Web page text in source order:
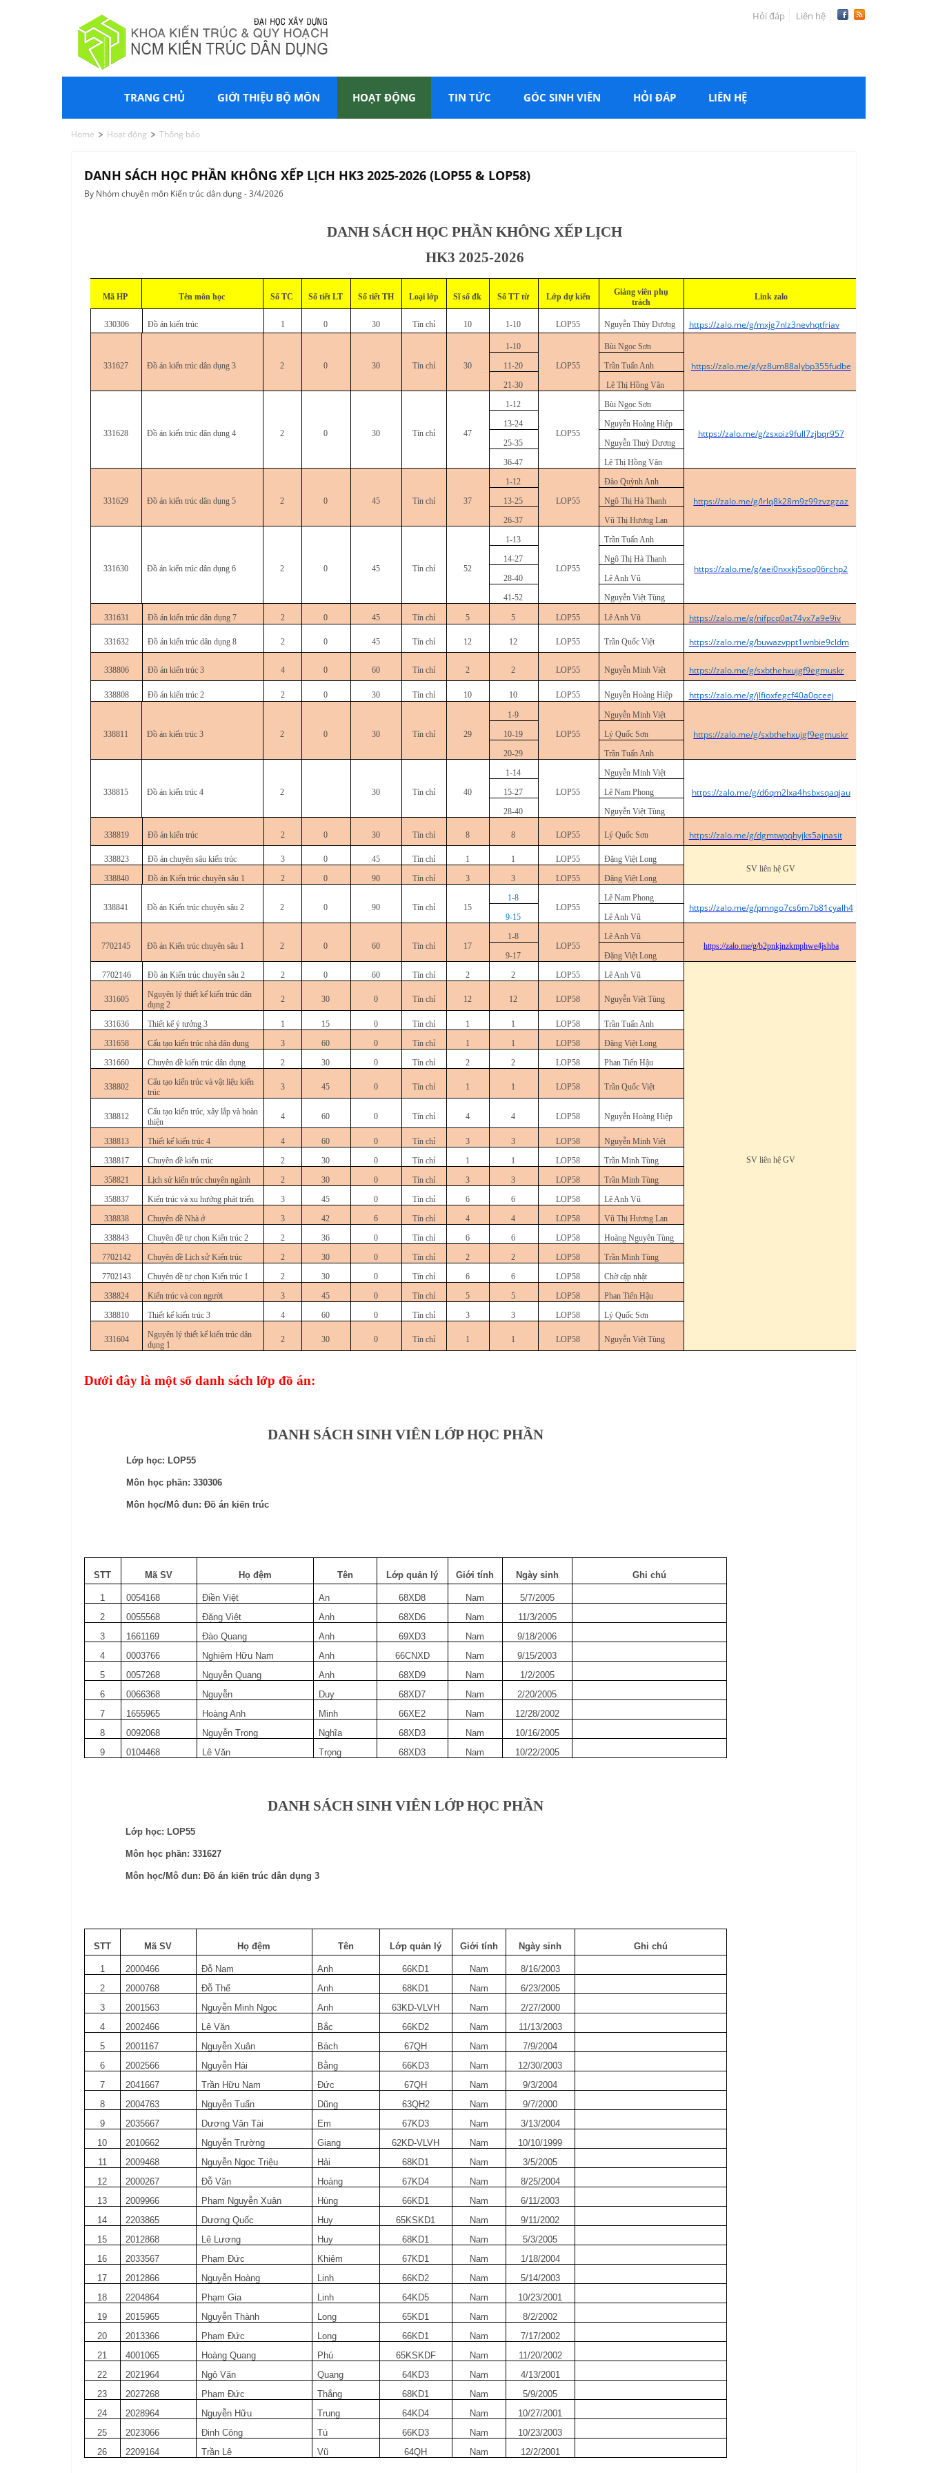
Hỏi đáp Liên hệ
TRANG CHỦ GIỚI THIỆU BỘ MÔN HOẠT ĐỘNG TIN TỨC GÓC SINH VIÊN HỎI ĐÁP LIÊN HỆ
Home Hoạt động Thông báo
DANH SÁCH HỌC PHẦN KHÔNG XẾP LỊCH HK3 2025-2026 (LOP55 & LOP58)
By Nhóm chuyên môn Kiến trúc dân dụng - 3/4/2026
DANH SÁCH HỌC PHẦN KHÔNG XẾP LỊCH
HK3 2025-2026
Mã HP Tên môn học Số TC Số tiết LT Số tiết TH Loại lớp Sĩ số đk Số TT từ Lớp dự kiến
Giảng viên phụ
trách
Link zalo
330306 Đồ án kiến trúc 1 0 30 Tín chỉ 10 1-10 LOP55 Nguyễn Thùy Dương https://zalo.me/g/mxjg7nlz3nevhqtfriav
331627 Đồ án kiến trúc dân dụng 3 2 0 30 Tín chỉ 30
1-10
LOP55
Bùi Ngọc Sơn
https://zalo.me/g/yz8um88alybp355fudbe
11-20
Trần Tuấn Anh
21-30
Lê Thị Hồng Vân
331628 Đồ án kiến trúc dân dụng 4 2 0 30 Tín chỉ 47
1-12
LOP55
Bùi Ngọc Sơn
https://zalo.me/g/zsxoiz9full7zjbqr957
13-24
Nguyễn Hoàng Hiệp
25-35
Nguyễn Thuỳ Dương
36-47
Lê Thị Hồng Vân
331629 Đồ án kiến trúc dân dụng 5 2 0 45 Tín chỉ 37
1-12
LOP55
Đào Quỳnh Anh
https://zalo.me/g/lrlq8k28m9z99zvzgzaz
13-25
Ngô Thị Hà Thanh
26-37
Vũ Thị Hương Lan
331630 Đồ án kiến trúc dân dụng 6 2 0 45 Tín chỉ 52
1-13
LOP55
Trần Tuấn Anh
https://zalo.me/g/aei0nxxkj5soq06rchp2
14-27
Ngô Thị Hà Thanh
28-40
Lê Anh Vũ
41-52
Nguyễn Việt Tùng
331631 Đồ án kiến trúc dân dụng 7 2 0 45 Tín chỉ 5 5 LOP55 Lê Anh Vũ https://zalo.me/g/nifpcq0at74yx7a9e9iv
331632 Đồ án kiến trúc dân dụng 8 2 0 45 Tín chỉ 12 12 LOP55 Trần Quốc Việt https://zalo.me/g/buwazvppt1wnbie9cldm
338806 Đồ án kiến trúc 3 4 0 60 Tín chỉ 2 2 LOP55 Nguyễn Minh Việt https://zalo.me/g/sxbthehxujgf9egmuskr
338808 Đồ án kiến trúc 2 2 0 30 Tín chỉ 10 10 LOP55 Nguyễn Hoàng Hiệp https://zalo.me/g/jlfioxfegcf40a0qceej
338811 Đồ án kiến trúc 3 2 0 30 Tín chỉ 29
1-9
LOP55
Nguyễn Minh Việt
https://zalo.me/g/sxbthehxujgf9egmuskr
10-19
Lý Quốc Sơn
20-29
Trần Tuấn Anh
338815 Đồ án kiến trúc 4 2 30 Tín chỉ 40
1-14
LOP55
Nguyễn Minh Việt
https://zalo.me/g/d6qm2lxa4hsbxsqaqjau
15-27
Lê Nam Phong
28-40
Nguyễn Việt Tùng
338819 Đồ án kiến trúc 2 0 30 Tín chỉ 8 8 LOP55 Lý Quốc Sơn https://zalo.me/g/dgmtwpqhyjks5ajnasit
338823 Đồ án chuyên sâu kiến trúc 3 0 45 Tín chỉ 1 1 LOP55
Đặng Việt Long
SV liên hệ GV
338840
Đồ án Kiến trúc chuyên sâu 1 2 0 90 Tín chỉ 3 3 LOP55 Đặng Việt Long
338841 Đồ án Kiến trúc chuyên sâu 2 2 0 90 Tín chỉ 15
1-8
LOP55
Lê Nam Phong
https://zalo.me/g/pmngo7cs6m7b81cyalh4
9-15 Lê Anh Vũ
7702145 Đồ án Kiến trúc chuyên sâu 1 2 0 60 Tín chỉ 17
1-8
LOP55
Lê Anh Vũ
https://zalo.me/g/b2pnkjnzkmphwe4jshba
9-17
Đặng Việt Long
7702146
Đồ án Kiến trúc chuyên sâu 2 2 0 60 Tín chỉ 2 2 LOP55 Lê Anh Vũ
SV liên hệ GV
331605
Nguyên lý thiết kế kiến trúc dân
dụng 2
2 30 0 Tín chỉ 12 12 LOP58 Nguyễn Việt Tùng
331636 Thiết kế ý tưởng 3 1 15 0 Tín chỉ 1 1 LOP58
Trần Tuấn Anh
331658
Cấu tạo kiến trúc nhà dân dụng 3 60 0 Tín chỉ 1 1 LOP58
Đặng Việt Long
331660
Chuyên đề kiến trúc dân dụng 2 30 0 Tín chỉ 2 2 LOP58 Phan Tiến Hậu
338802
Cấu tạo kiến trúc và vật liệu kiến
trúc
3 45 0 Tín chỉ 1 1 LOP58 Trần Quốc Việt
338812
Cấu tạo kiến trúc, xây lắp và hoàn
thiện
4 60 0 Tín chỉ 4 4 LOP58 Nguyễn Hoàng Hiệp
338813 Thiết kế kiến trúc 4 4 60 0 Tín chỉ 3 3 LOP58
Nguyễn Minh Việt
338817
Chuyên đề kiến trúc 2 30 0 Tín chỉ 1 1 LOP58
Trần Minh Tùng
358821
Lịch sử kiến trúc chuyên ngành 2 30 0 Tín chỉ 3 3 LOP58
Trần Minh Tùng
358837
Kiến trúc và xu hướng phát triển 3 45 0 Tín chỉ 6 6 LOP58
Lê Anh Vũ
338838
Chuyên đề Nhà ở 3 42 6 Tín chỉ 4 4 LOP58
Vũ Thị Hương Lan
338843
Chuyên đề tự chọn Kiến trúc 2 2 36 0 Tín chỉ 6 6 LOP58
Hoàng Nguyên Tùng
7702142
Chuyên đề Lịch sử Kiến trúc 2 30 0 Tín chỉ 2 2 LOP58
Trần Minh Tùng
7702143
Chuyên đề tự chọn Kiến trúc 1 2 30 0 Tín chỉ 6 6 LOP58
Chờ cập nhật
338824
Kiến trúc và con người 3 45 0 Tín chỉ 5 5 LOP58
Phan Tiến Hậu
338810
Thiết kế kiến trúc 3 4 60 0 Tín chỉ 3 3 LOP58 Lý Quốc Sơn
331604
Nguyên lý thiết kế kiến trúc dân
dụng 1
2 30 0 Tín chỉ 1 1 LOP58 Nguyễn Việt Tùng
Dưới đây là một số danh sách lớp đồ án:
DANH SÁCH SINH VIÊN LỚP HỌC PHẦN
Lớp học: LOP55
Môn học phần: 330306
Môn học/Mô đun: Đồ án kiến trúc
STT Mã SV Họ đệm Tên Lớp quản lý Giới tính Ngày sinh Ghi chú
1 0054168 Điền Việt An 68XD8 Nam
5/7/2005
2
0055568 Đặng Việt Anh 68XD6 Nam
11/3/2005
3
1661169 Đào Quang Anh 69XD3 Nam
9/18/2006
4
0003766 Nghiêm Hữu Nam Anh 66CNXD Nam
9/15/2003
5
0057268 Nguyễn Quang Anh 68XD9 Nam
1/2/2005
6
0066368 Nguyễn Duy 68XD7 Nam
2/20/2005
7
1655965 Hoàng Anh Minh 66XE2 Nam
12/28/2002
8
0092068 Nguyễn Trọng Nghĩa 68XD3 Nam
10/16/2005
9
0104468 Lê Văn Trọng 68XD3 Nam 10/22/2005
DANH SÁCH SINH VIÊN LỚP HỌC PHẦN
Lớp học: LOP55
Môn học phần: 331627
Môn học/Mô đun: Đồ án kiến trúc dân dụng 3
STT Mã SV Họ đệm Tên Lớp quản lý Giới tính Ngày sinh Ghi chú
1 2000466 Đỗ Nam Anh 66KD1 Nam
8/16/2003
2
2000768 Đỗ Thế Anh 68KD1 Nam
6/23/2005
3
2001563 Nguyễn Minh Ngọc Anh 63KD-VLVH Nam
2/27/2000
4
2002466 Lê Văn Bắc 66KD2 Nam
11/13/2003
5
2001167 Nguyễn Xuân Bách 67QH Nam
7/9/2004
6
2002566 Nguyễn Hải Bằng 66KD3 Nam
12/30/2003
7
2041667 Trần Hữu Nam Đức 67QH Nam
9/3/2004
8
2004763 Nguyễn Tuấn Dũng 63QH2 Nam
9/7/2000
9
2035667 Dương Văn Tài Em 67KD3 Nam
3/13/2004
10
2010662 Nguyễn Trường Giang 62KD-VLVH Nam
10/10/1999
11
2009468 Nguyễn Ngọc Triệu Hải 68KD1 Nam
3/5/2005
12
2000267 Đỗ Văn Hoàng 67KD4 Nam
8/25/2004
13
2009966 Phạm Nguyễn Xuân Hùng 66KD1 Nam
6/11/2003
14
2203865 Dương Quốc Huy 65KSKD1 Nam
9/11/2002
15
2012868 Lê Lương Huy 68KD1 Nam
5/3/2005
16
2033567 Phạm Đức Khiêm 67KD1 Nam
1/18/2004
17
2012866 Nguyễn Hoàng Linh 66KD2 Nam
5/14/2003
18
2204864 Phạm Gia Linh 64KD5 Nam
10/23/2001
19
2015965 Nguyễn Thành Long 65KD1 Nam
8/2/2002
20
2013366 Phạm Đức Long 66KD1 Nam
7/17/2002
21
4001065 Hoàng Quang Phú 65KSKDF Nam
11/20/2002
22
2021964 Ngô Văn Quang 64KD3 Nam
4/13/2001
23
2027268 Phạm Đức Thắng 68KD1 Nam
5/9/2005
24
2028964 Nguyễn Hữu Trung 64KD4 Nam
10/27/2001
25
2023066 Đinh Công Tú 66KD3 Nam
10/23/2003
26
2209164 Trần Lê Vũ 64QH Nam 12/2/2001